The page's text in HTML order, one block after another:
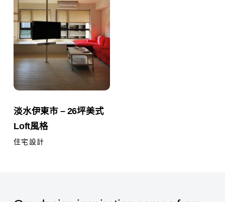
Pintoo
伊
東
市
26
坪
式
Loft
風
水
伊
東
住宅設計
淡水伊東市 – 26坪美式
Loft風格